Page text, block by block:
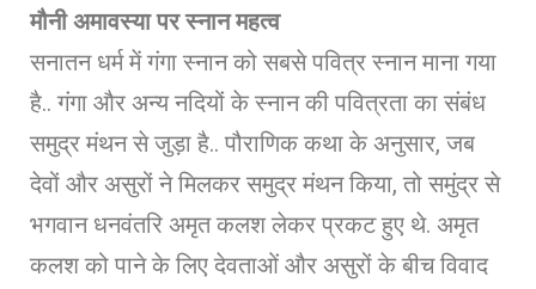
मौनी अमावस्या पर स्नान महत्व
सनातन धर्म में गंगा स्नान को सबसे पवित्र स्नान माना गया
है.. गंगा और अन्य नदियों के स्नान की पवित्रता का संबंध
समुद्र मंथन से जुड़ा है.. पौराणिक कथा के अनुसार, जब
देवों और असुरों ने मिलकर समुद्र मंथन किया, तो समुंद्र से
भगवान धनवंतरि अमृत कलश लेकर प्रकट हुए थे. अमृत
कलश को पाने के लिए देवताओं और असुरों के बीच विवाद